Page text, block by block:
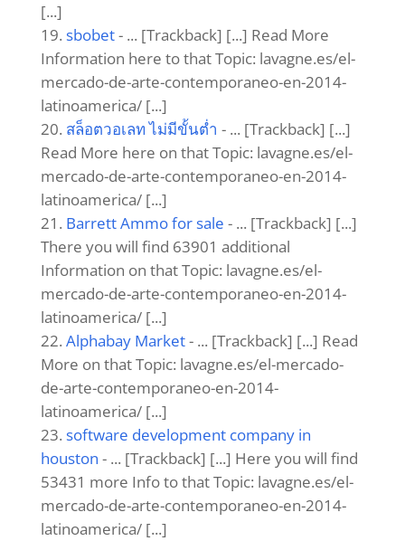
[...]
sbobet- ... [Trackback] [...] Read More
Information here to that Topic: lavagne.es/el-
mercado-de-arte-contemporaneo-en-2014-
latinoamerica/ [...]
สล็อตวอเลท ไม่มีขั้นต่ำ - ... [Trackback] [...]
Read More here on that Topic: lavagne.es/el-
mercado-de-arte-contemporaneo-en-2014-
latinoamerica/ [...]
Barrett Ammo for sale - ... [Trackback] [...]
There you will find 63901 additional
Information on that Topic: lavagne.es/el-
mercado-de-arte-contemporaneo-en-2014-
latinoamerica/ [...]
Alphabay Market- ... [Trackback] [...] Read
More on that Topic: lavagne.es/el-mercado-
de-arte-contemporaneo-en-2014-
latinoamerica/ [...]
software development company in
houston - ... [Trackback] [...] Here you will find
53431 more Info to that Topic: lavagne.es/el-
mercado-de-arte-contemporaneo-en-2014-
latinoamerica/ [...]